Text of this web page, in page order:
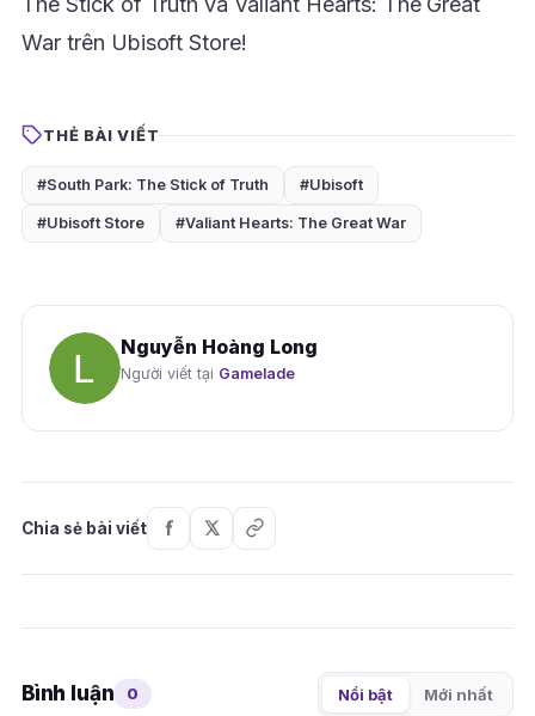
War trên Ubisoft Store!
THẺ BÀI VIẾT
#South Park: The Stick of Truth #Ubisoft
#Ubisoft Store #Valiant Hearts: The Great War
Nguyễn Hoàng Long
Người viết tại Gamelade
Chia sẻ bài viết
Bình luận 0 Nổi bật Mới nhất